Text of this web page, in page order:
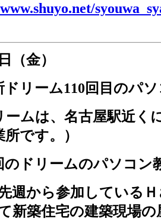
（金）
ドリーム110回目のパ
ームは、名古屋駅近
です。）
のドリームのパソコン
週から参加している
新築住宅の建築現場